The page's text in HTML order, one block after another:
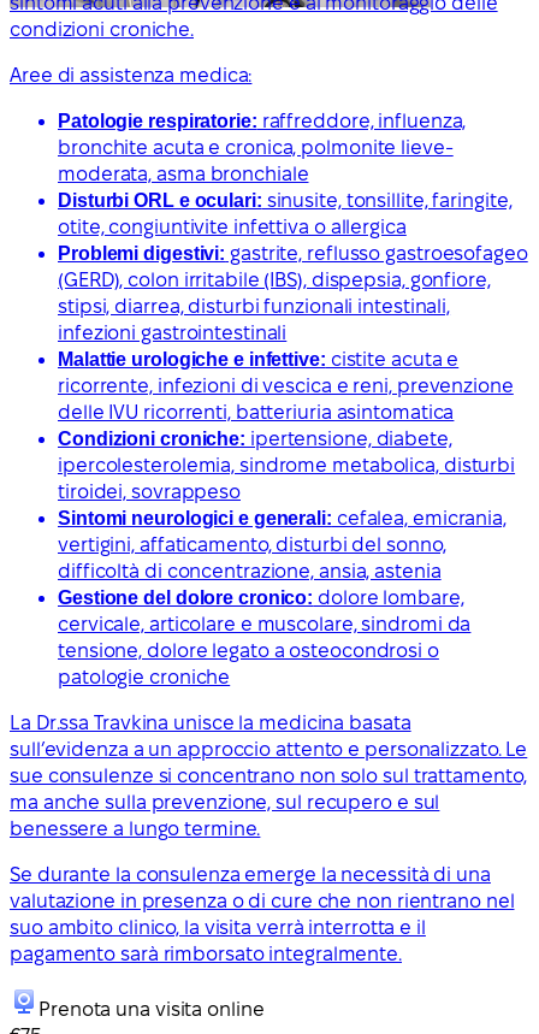
condizioni croniche.
Aree di assistenza medica:
Patologie respiratorie: raffreddore, influenza,
bronchite acuta e cronica, polmonite lieve-
moderata, asma bronchiale
Disturbi ORL e oculari: sinusite, tonsillite, faringite,
otite, congiuntivite infettiva o allergica
Problemi digestivi: gastrite, reflusso gastroesofageo
(GERD), colon irritabile (IBS), dispepsia, gonfiore,
stipsi, diarrea, disturbi funzionali intestinali,
infezioni gastrointestinali
Malattie urologiche e infettive: cistite acuta e
ricorrente, infezioni di vescica e reni, prevenzione
delle IVU ricorrenti, batteriuria asintomatica
Condizioni croniche: ipertensione, diabete,
ipercolesterolemia, sindrome metabolica, disturbi
tiroidei, sovrappeso
Sintomi neurologici e generali: cefalea, emicrania,
vertigini, affaticamento, disturbi del sonno,
difficoltà di concentrazione, ansia, astenia
Gestione del dolore cronico: dolore lombare,
cervicale, articolare e muscolare, sindromi da
tensione, dolore legato a osteocondrosi o
patologie croniche
La Dr.ssa Travkina unisce la medicina basata
sull’evidenza a un approccio attento e personalizzato. Le
sue consulenze si concentrano non solo sul trattamento,
ma anche sulla prevenzione, sul recupero e sul
benessere a lungo termine.
Se durante la consulenza emerge la necessità di una
valutazione in presenza o di cure che non rientrano nel
suo ambito clinico, la visita verrà interrotta e il
pagamento sarà rimborsato integralmente.
Prenota una visita online